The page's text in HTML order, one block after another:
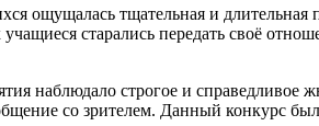
чтецов
«Сильный
сильная
Россия!»
ощущалась тщательная и
старались передать своё
наблюдало строгое и
со зрителем. Данный конкурс